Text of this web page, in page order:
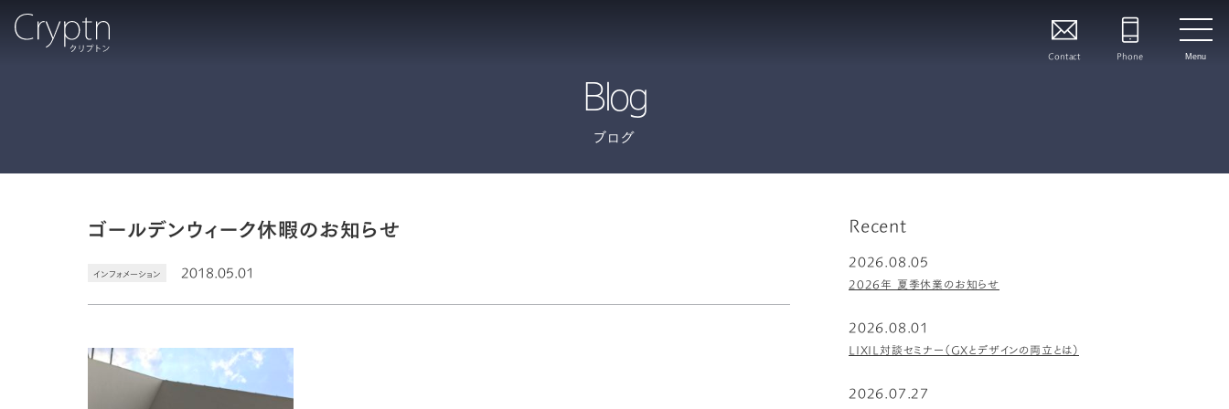
Contact Phone Menu
Blog
ブログ
ゴールデンウィーク休暇のお知らせ
インフォメーション 2018.05.01
Recent
2026.08.05
2026年 夏季休業のお知らせ
2026.08.01
LIXIL対談セミナー（GXとデザインの両立とは）
2026.07.27